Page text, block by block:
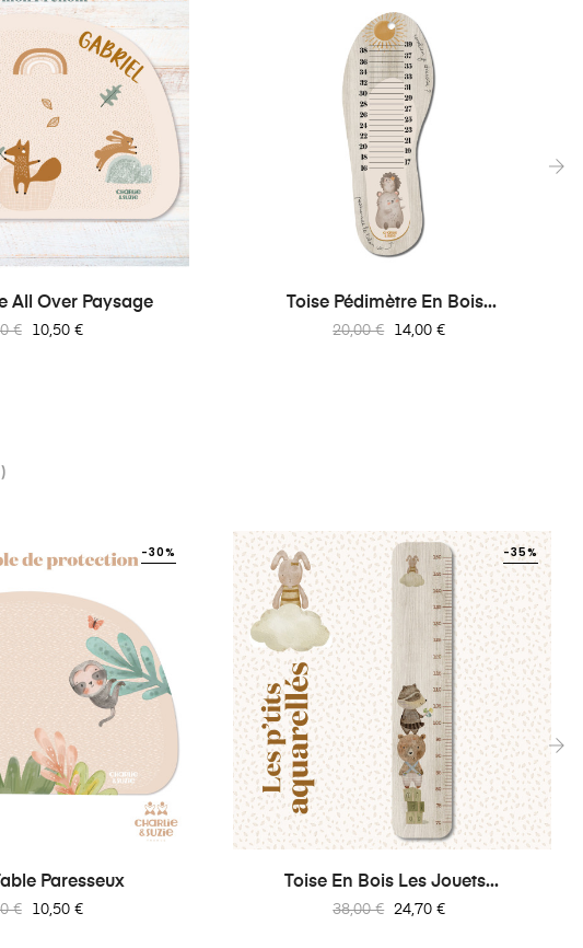
All Over Paysage
€ Prix
10,50 €
Toise Pédimètre En Bois...
Prix
20,00 € Prix
14,00 €
Paresseux
€
-30%
Prix
10,50 €
Toise En Bois Les Jouets...
Prix
38,00 €
-35%
Prix
24,70 €